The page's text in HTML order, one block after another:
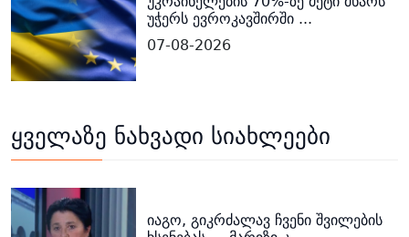
უჭერს ევროკავშირში ...
07-08-2026
ყველაზე ნახვადი სიახლეები
იაგო, გიკრძალავ ჩვენი შვილების